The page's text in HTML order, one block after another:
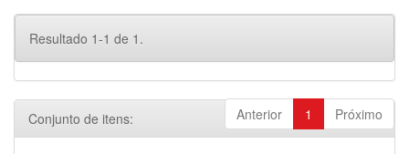
Resultado 1-1 de 1.
Anterior 1 Próximo
Conjunto de itens: